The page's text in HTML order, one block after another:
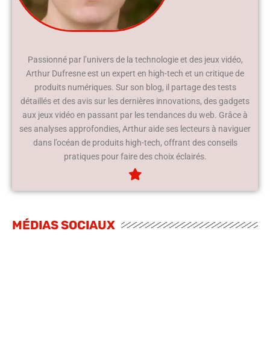
Passionné par l’univers de la technologie et des jeux vidéo,
Arthur Dufresne est un expert en high-tech et un critique de
produits numériques. Sur son blog, il partage des tests
détaillés et des avis sur les dernières innovations, des gadgets
aux jeux vidéo en passant par les tendances du web. Grâce à
ses analyses approfondies, Arthur aide ses lecteurs à naviguer
dans l’océan de produits high-tech, offrant des conseils
pratiques pour faire des choix éclairés.
MÉDIAS SOCIAUX